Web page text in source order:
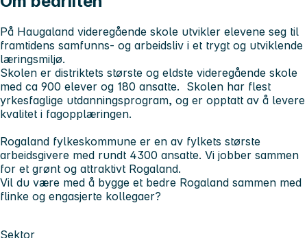
På Haugaland videregående skole utvikler elevene seg til
framtidens samfunns- og arbeidsliv i et trygt og utviklende
læringsmiljø.
Skolen er distriktets største og eldste videregående skole
med ca 900 elever og 180 ansatte. Skolen har flest
yrkesfaglige utdanningsprogram, og er opptatt av å levere
kvalitet i fagopplæringen.
Rogaland fylkeskommune er en av fylkets største
arbeidsgivere med rundt 4300 ansatte. Vi jobber sammen
for et grønt og attraktivt Rogaland.
Vil du være med å bygge et bedre Rogaland sammen med
flinke og engasjerte kollegaer?
Sektor